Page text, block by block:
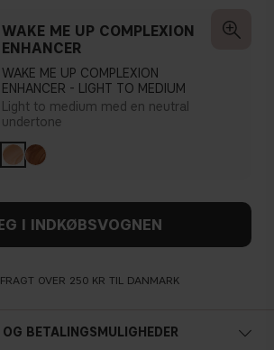
WAKE ME UP COMPLEXION
ENHANCER
WAKE ME UP COMPLEXION
ENHANCER - LIGHT TO MEDIUM
Light to medium med en neutral
undertone
I INDKØBSVOGNEN
OVER 250 KR TIL DANMARK
OG BETALINGSMULIGHEDER